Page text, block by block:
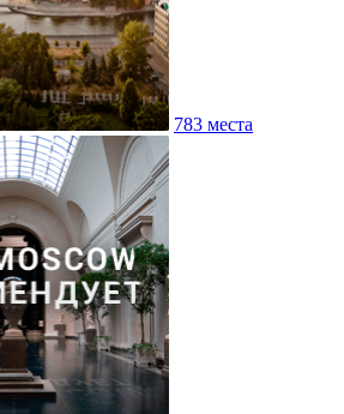
783 места